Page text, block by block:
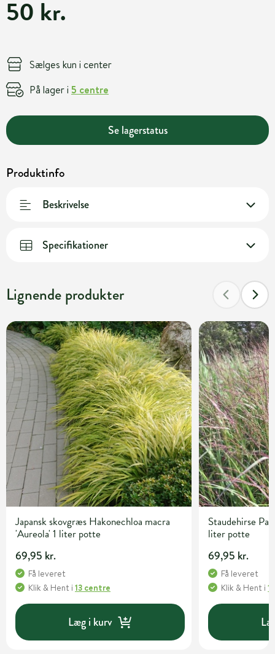
50 kr.
Sælges kun i center
På lager i 5 centre
Se lagerstatus
Produktinfo
Beskrivelse
Specifikationer
Lignende produkter
Japansk skovgræs Hakonechloa macra
'Aureola' 1 liter potte
69,95 kr.
Få leveret
Klik & Hent i 13 centre
Læg i kurv
Staudehirse
liter potte
69,95 kr.
Få leveret
Klik & Hent i